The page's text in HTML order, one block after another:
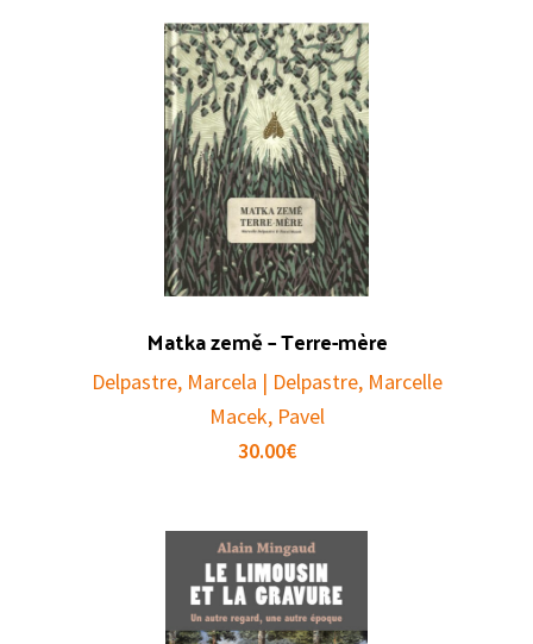
Matka země – Terre-mère
Delpastre, Marcela | Delpastre, Marcelle
Macek, Pavel
30.00€